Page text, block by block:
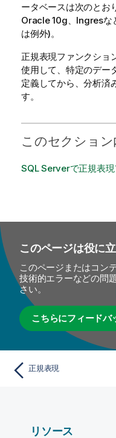
ータベースは次のとお
Oracle 10g、Ingres
は例外)。
正規表現ファンクショ
使用して、特定のデー
定義してから、分析済
す。
このセクション
SQL Serverで正規表
このページは役に
このページまたはコン
技術的エラーなどの問
さい。
こちらにフィードバ
正規表現
リソース